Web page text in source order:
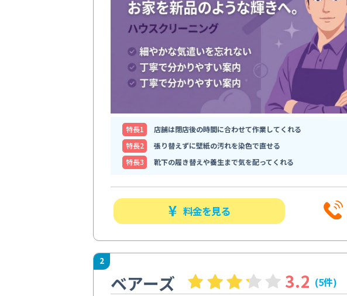
特⻑1
店舗は閉店後の時間に合わせて作業してくれる
特⻑2
張り替えずに壁紙の汚れを染色で直せる
特⻑3
靴下の履き替えや養生まで気を配ってくれる
料金を見る
2
ベアーズ 3.2 (5件)